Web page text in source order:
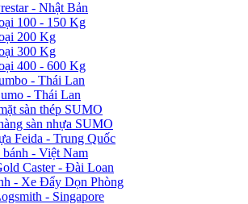
- Nhật Bản
100 - 150 Kg
200 Kg
300 Kg
400 - 600 Kg
- Thái Lan
- Thái Lan
sàn thép SUMO
sàn nhựa SUMO
Feida - Trung Quốc
bánh - Việt Nam
Caster - Đài Loan
- Xe Đẩy Dọn Phòng
- Singapore